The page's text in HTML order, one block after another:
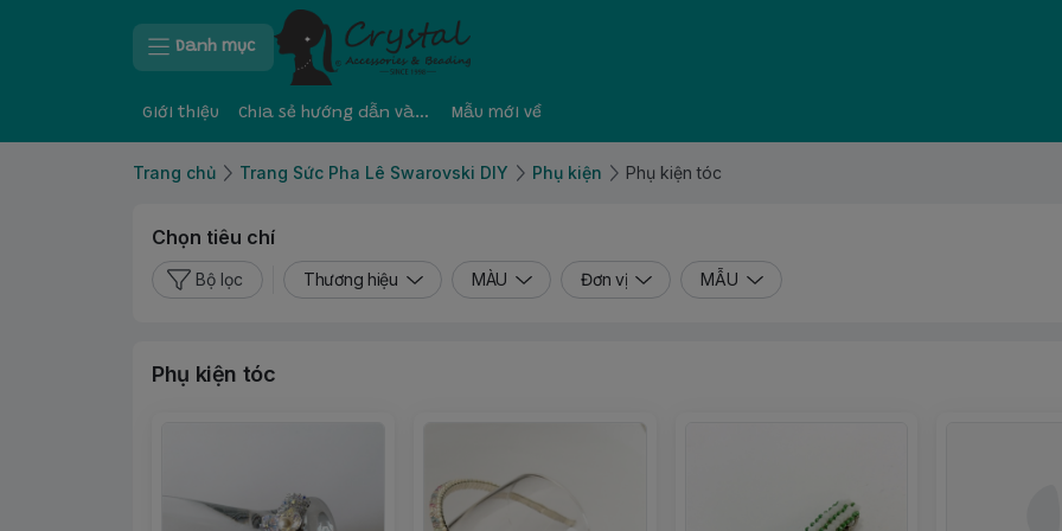
Danh mục
Giới thiệu Chia sẻ hướng dẫn và kinh nghiệm Mẫu mới về
Trang chủ Trang Sức Pha Lê Swarovski DIY Phụ kiện Phụ kiện tóc
Chọn tiêu chí
Bộ lọc Thương hiệu MÀU Đơn vị MẪU
Phụ kiện tóc